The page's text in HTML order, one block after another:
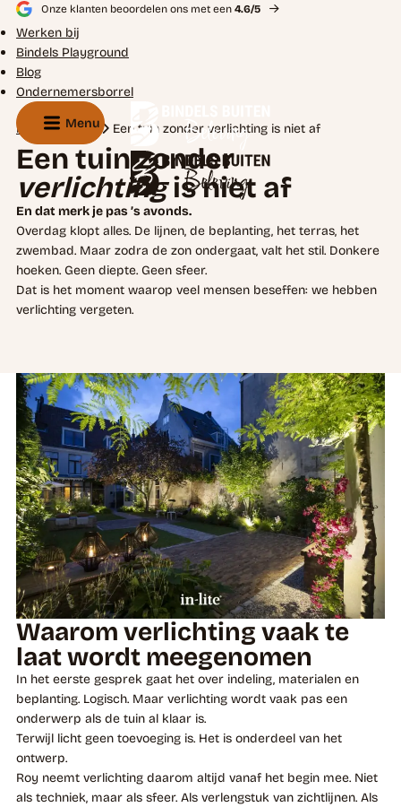
Onze klanten beoordelen ons met een4.6/5
Werken bij
Bindels Playground
Blog
Ondernemersborrel
Menu
Home Blogs Een tuin zonder verlichting is niet af
Een tuin zonder
verlichtingis niet af
En dat merk je pas ’s avonds.
Overdag klopt alles. De lijnen, de beplanting, het terras, het
zwembad. Maar zodra de zon ondergaat, valt het stil. Donkere
hoeken. Geen diepte. Geen sfeer.
Dat is het moment waarop veel mensen beseffen: we hebben
verlichting vergeten.
Waarom verlichting vaak te
laat wordt meegenomen
In het eerste gesprek gaat het over indeling, materialen en
beplanting. Logisch. Maar verlichting wordt vaak pas een
onderwerp als de tuin al klaar is.
Terwijl licht geen toevoeging is. Het is onderdeel van het
ontwerp.
Roy neemt verlichting daarom altijd vanaf het begin mee. Niet
als techniek, maar als sfeer. Als verlengstuk van zichtlijnen. Als